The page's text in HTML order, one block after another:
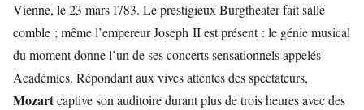
Vienne, le 23 mars 1783. Le prestigieux Burgtheater fait salle
comble ; même l’empereur Joseph II est présent : le génie musical
du moment donne l’un de ses concerts sensationnels appelés
Académies. Répondant aux vives attentes des spectateurs,
Mozartcaptive son auditoire durant plus de trois heures avec des